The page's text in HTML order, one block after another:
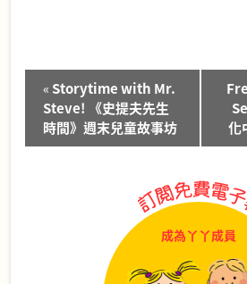
Event
Navigation
« Storytime with Mr.
Steve! 《史提夫先生
時間》週末兒童故事坊
化
成為丫丫成員